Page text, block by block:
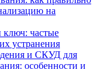
на
частые
устранения
и СКУД для
особенности и